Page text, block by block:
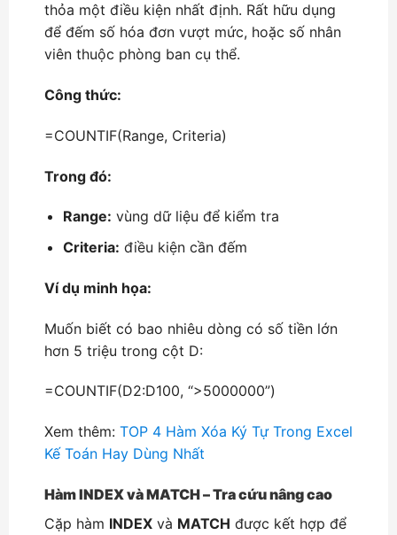
thỏa một điều kiện nhất định. Rất hữu dụng
để đếm số hóa đơn vượt mức, hoặc số nhân
viên thuộc phòng ban cụ thể.
Công thức:
=COUNTIF(Range, Criteria)
Trong đó:
Range: vùng dữ liệu để kiểm tra
Criteria: điều kiện cần đếm
Ví dụ minh họa:
Muốn biết có bao nhiêu dòng có số tiền lớn
hơn 5 triệu trong cột D:
=COUNTIF(D2:D100, “>5000000”)
Xem thêm: TOP 4 Hàm Xóa Ký Tự Trong Excel
Kế Toán Hay Dùng Nhất
Hàm INDEX và MATCH – Tra cứu nâng cao
Cặp hàm INDEX và MATCH được kết hợp để